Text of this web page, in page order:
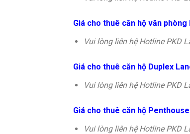
Giá cho thuê căn hộ văn
Vui lòng liên hệ Hotline PKD
Giá cho thuê căn hộ Duplex
Vui lòng liên hệ Hotline PKD
Giá cho thuê căn hộ
Vui lòng liên hệ Hotline PKD